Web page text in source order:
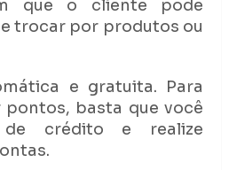
que o cliente pode
trocar por produtos ou
e gratuita. Para
basta que você
crédito e realize